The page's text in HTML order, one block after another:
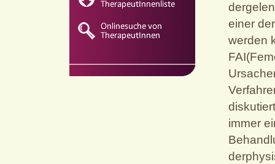
einer
werden
immer